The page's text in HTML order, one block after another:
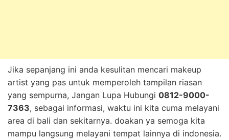
Jika sepanjang ini anda kesulitan mencari makeup
artist yang pas untuk memperoleh tampilan riasan
yang sempurna, Jangan Lupa Hubungi 0812-9000-
7363, sebagai informasi, waktu ini kita cuma melayani
area di bali dan sekitarnya. doakan ya semoga kita
mampu langsung melayani tempat lainnya di indonesia.